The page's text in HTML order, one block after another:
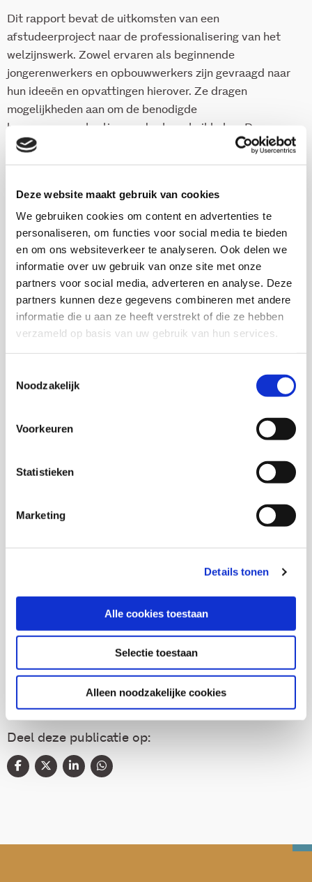
Deze website maakt gebruik van cookies
We gebruiken cookies om content en advertenties te
personaliseren, om functies voor social media te bieden
en om ons websiteverkeer te analyseren. Ook delen we
informatie over uw gebruik van onze site met onze
partners voor social media, adverteren en analyse. Deze
partners kunnen deze gegevens combineren met andere
informatie die u aan ze heeft verstrekt of die ze hebben
verzameld op basis van uw gebruik van hun services.
Noodzakelijk
Voorkeuren
Statistieken
Marketing
Details tonen
Alle cookies toestaan
Selectie toestaan
Alleen noodzakelijke cookies
Dit rapport bevat de uitkomsten van een
afstudeerproject naar de professionalisering van het
welzijnswerk. Zowel ervaren als beginnende
jongerenwerkers en opbouwwerkers zijn gevraagd naar
hun ideeën en opvattingen hierover. Ze dragen
mogelijkheden aan om de benodigde
beroepscompetenties verder te ontwikkelen. De
eindscriptie is een deelonderzoek voor het project
Ontwikkeling van een landelijk programma
Instituut.
Download publcatie
Onderzoekers
Gezondheid en zorg
Deel deze publicatie op: